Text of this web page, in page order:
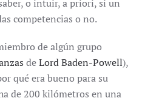
o intuir, a priori, si un
competencias o no.
de algún grupo
deLord Baden-Powell),
qué era bueno para su
de 200 kilómetros en una